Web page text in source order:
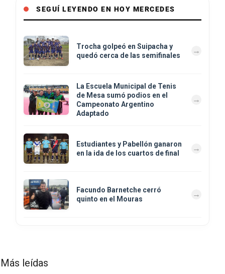
SEGUÍ LEYENDO EN HOY MERCEDES
Trocha golpeó en Suipacha y
quedó cerca de las semifinales
La Escuela Municipal de Tenis
de Mesa sumó podios en el
Campeonato Argentino
Adaptado
Estudiantes y Pabellón ganaron
en la ida de los cuartos de final
Facundo Barnetche cerró
quinto en el Mouras
Más leídas